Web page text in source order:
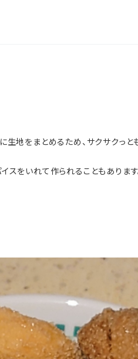
生地をまとめるため、サクサクっ
スをいれて作られることもあります